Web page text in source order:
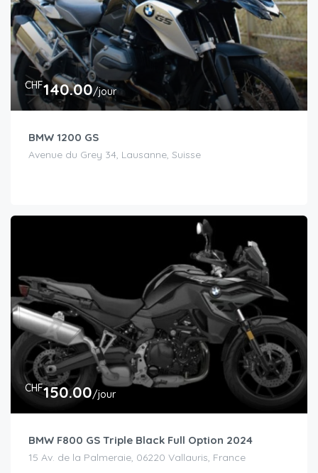
CHF140.00/jour
BMW 1200 GS
Avenue du Grey 34, Lausanne, Suisse
CHF150.00/jour
BMW F800 GS Triple Black Full Option 2024
15 Av. de la Palmeraie, 06220 Vallauris, France